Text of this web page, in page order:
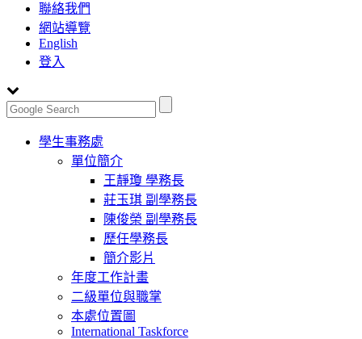
聯絡我們
網站導覽
English
登入
Toggle
navigation
學生事務處
單位簡介
王靜瓊 學務長
莊玉琪 副學務長
陳俊榮 副學務長
歷任學務長
簡介影片
年度工作計畫
二級單位與職掌
本處位置圖
International Taskforce